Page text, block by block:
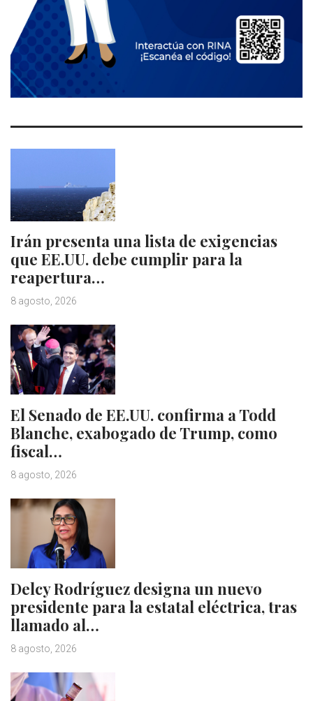
Irán presenta una lista de exigencias
que EE.UU. debe cumplir para la
reapertura…
8 agosto, 2026
El Senado de EE.UU. confirma a Todd
Blanche, exabogado de Trump, como
fiscal…
8 agosto, 2026
Delcy Rodríguez designa un nuevo
presidente para la estatal eléctrica, tras
llamado al…
8 agosto, 2026